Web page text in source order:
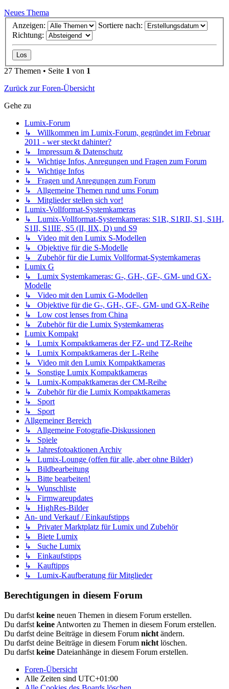
Neues Thema
Anzeigen:
Sortiere nach:
Richtung:
27 Themen • Seite 1 von 1
Zurück zur Foren-Übersicht
Gehe zu
Lumix-Forum
↳ Willkommen im Lumix-Forum, gegründet im Februar
2011 - wer steckt dahinter?
↳ Impressum & Datenschutz
↳ Wichtige Infos, Anregungen und Fragen zum Forum
↳ Wichtige Infos
↳ Fragen und Anregungen zum Forum
↳ Allgemeine Themen rund ums Forum
↳ Mitglieder stellen sich vor!
Lumix-Vollformat-Systemkameras
↳ Lumix-Vollformat-Systemkameras: S1R, S1RII, S1, S1H,
S1II, S1IIE, S5 (II, IIX, D) und S9
↳ Video mit den Lumix S-Modellen
↳ Objektive für die S-Modelle
↳ Zubehör für die Lumix Vollformat-Systemkameras
Lumix G
↳ Lumix Systemkameras: G-, GH-, GF-, GM- und GX-
Modelle
↳ Video mit den Lumix G-Modellen
↳ Objektive für die G-, GH-, GF-, GM- und GX-Reihe
↳ Low cost lenses from China
↳ Zubehör für die Lumix Systemkameras
Lumix Kompakt
↳ Lumix Kompaktkameras der FZ- und TZ-Reihe
↳ Lumix Kompaktkameras der L-Reihe
↳ Video mit den Lumix Kompaktkameras
↳ Sonstige Lumix Kompaktkameras
↳ Lumix-Kompaktkameras der CM-Reihe
↳ Zubehör für die Lumix Kompaktkameras
↳ Sport
↳ Sport
Allgemeiner Bereich
↳ Allgemeine Fotografie-Diskussionen
↳ Spiele
↳ Jahresfotoaktionen Archiv
↳ Lumix-Lounge (offen für alle, aber ohne Bilder)
↳ Bildbearbeitung
↳ Bitte bearbeiten!
↳ Wunschliste
↳ Firmwareupdates
↳ HighRes-Bilder
An- und Verkauf / Einkaufstipps
↳ Privater Marktplatz für Lumix und Zubehör
↳ Biete Lumix
↳ Suche Lumix
↳ Einkaufstipps
↳ Kauftipps
↳ Lumix-Kaufberatung für Mitglieder
Berechtigungen in diesem Forum
Du darfst keine neuen Themen in diesem Forum erstellen.
Du darfst keine Antworten zu Themen in diesem Forum erstellen.
Du darfst deine Beiträge in diesem Forum nicht ändern.
Du darfst deine Beiträge in diesem Forum nicht löschen.
Du darfst keine Dateianhänge in diesem Forum erstellen.
Foren-Übersicht
Alle Zeiten sind UTC+01:00